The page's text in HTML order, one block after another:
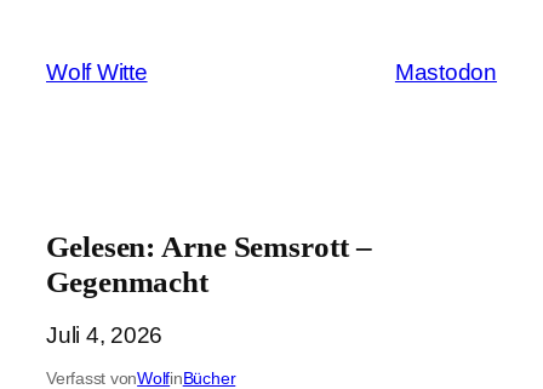
springen
Wolf Witte Mastodon
Gelesen: Arne Semsrott –
Gegenmacht
Juli 4, 2026
Verfasst vonWolfinBücher